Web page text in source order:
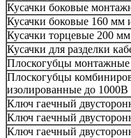
Кусачки боковые
Кусачки боковые 160 мм
Кусачки торцевые 200
Кусачки для разделки
Плоскогубцы
Плоскогубцы
изолированные до 1000В
Ключ гаечный
Ключ гаечный
Ключ гаечный